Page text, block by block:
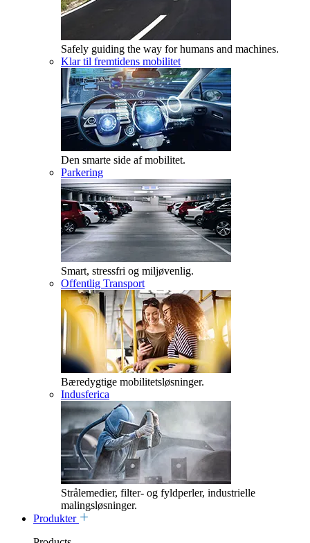
Safely guiding the way for humans and machines.
Klar til fremtidens mobilitet
Den smarte side af mobilitet.
Parkering
Smart, stressfri og miljøvenlig.
Offentlig Transport
Bæredygtige mobilitetsløsninger.
Indusferica
Strålemedier, filter- og fyldperler, industrielle
malingsløsninger.
Produkter